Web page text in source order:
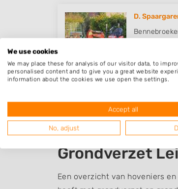
D.
Op 4,97 km
Grondverzet
Een overzicht van hoveniers
We use cookies
We may place these for analysis of our visitor data, to
personalised content and to give you a great website
information about the cookies we use open the settings.
Accept all
No, adjust